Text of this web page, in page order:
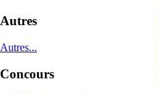
Autres
Autres...
Concours